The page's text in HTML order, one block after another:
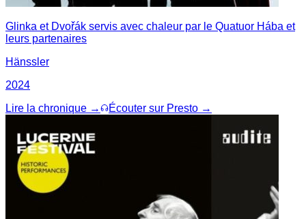
Glinka et Dvořák servis avec chaleur par le Quatuor Hába et
leurs partenaires
Hänssler
2024
Lire la chronique →
Écouter sur Presto →